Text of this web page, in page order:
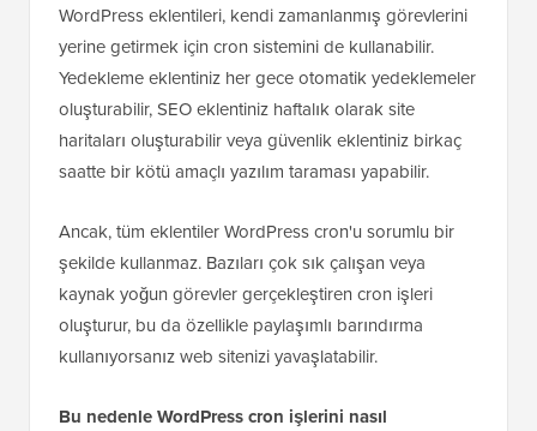
WordPress eklentileri, kendi zamanlanmış görevlerini
yerine getirmek için cron sistemini de kullanabilir.
Yedekleme eklentiniz her gece otomatik yedeklemeler
oluşturabilir, SEO eklentiniz haftalık olarak site
haritaları oluşturabilir veya güvenlik eklentiniz birkaç
saatte bir kötü amaçlı yazılım taraması yapabilir.
Ancak, tüm eklentiler WordPress cron'u sorumlu bir
şekilde kullanmaz. Bazıları çok sık çalışan veya
kaynak yoğun görevler gerçekleştiren cron işleri
oluşturur, bu da özellikle paylaşımlı barındırma
kullanıyorsanız web sitenizi yavaşlatabilir.
Bu nedenle WordPress cron işlerini nasıl